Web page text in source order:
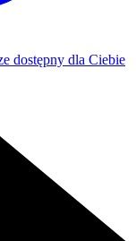
dostępny dla Ciebie